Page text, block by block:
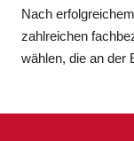
Nach
zahlreichen
wählen, die an der